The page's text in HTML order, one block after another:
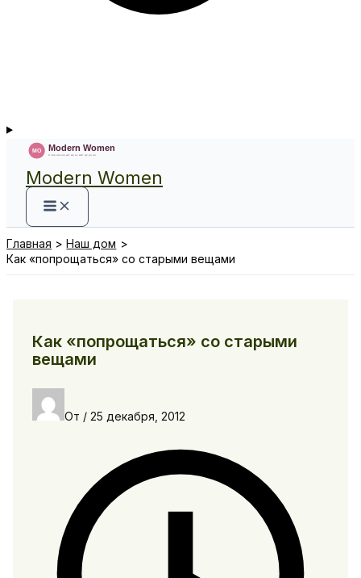
Modern Women
Главная
Наш дом
Как «попрощаться» со старыми вещами
Как «попрощаться» со старыми
вещами
От / 25 декабря, 2012